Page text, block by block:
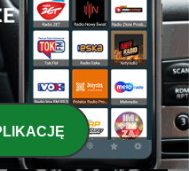
Drum & Bass Sessions